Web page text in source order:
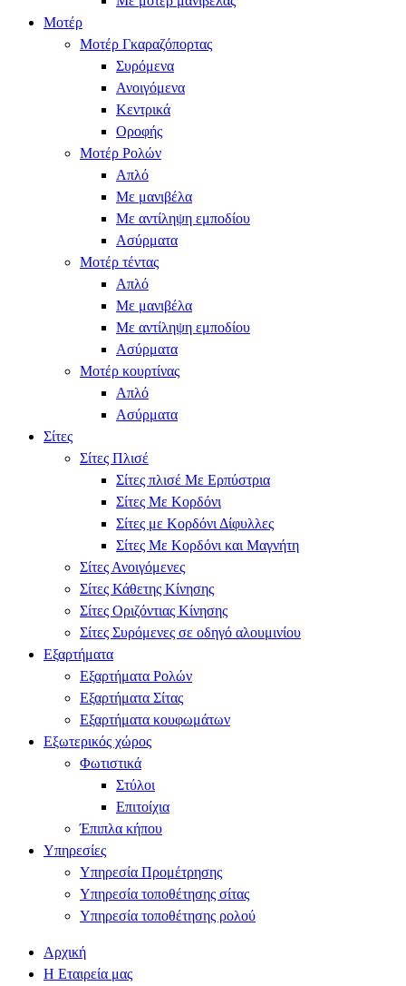
Μοτέρ
Μοτέρ Γκαραζόπορτας
Συρόμενα
Ανοιγόμενα
Κεντρικά
Οροφής
Μοτέρ Ρολών
Απλό
Με μανιβέλα
Με αντίληψη εμποδίου
Ασύρματα
Μοτέρ τέντας
Απλό
Με μανιβέλα
Με αντίληψη εμποδίου
Ασύρματα
Μοτέρ κουρτίνας
Απλό
Ασύρματα
Σίτες
Σίτες Πλισέ
Σίτες πλισέ Με Ερπύστρια
Σίτες Με Κορδόνι
Σίτες με Κορδόνι Δίφυλλες
Σίτες Με Κορδόνι και Μαγνήτη
Σίτες Ανοιγόμενες
Σίτες Κάθετης Κίνησης
Σίτες Οριζόντιας Κίνησης
Σίτες Συρόμενες σε οδηγό αλουμινίου
Εξαρτήματα
Εξαρτήματα Ρολών
Εξαρτήματα Σίτας
Εξαρτήματα κουφωμάτων
Εξωτερικός χώρος
Φωτιστικά
Στύλοι
Επιτοίχια
Έπιπλα κήπου
Υπηρεσίες
Υπηρεσία Προμέτρησης
Υπηρεσία τοποθέτησης σίτας
Υπηρεσία τοποθέτησης ρολού
Αρχική
Η Εταιρεία μας